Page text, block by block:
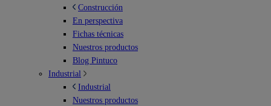
Construcción
En perspectiva
Fichas técnicas
Nuestros productos
Blog Pintuco
Industrial
Industrial
Nuestros productos